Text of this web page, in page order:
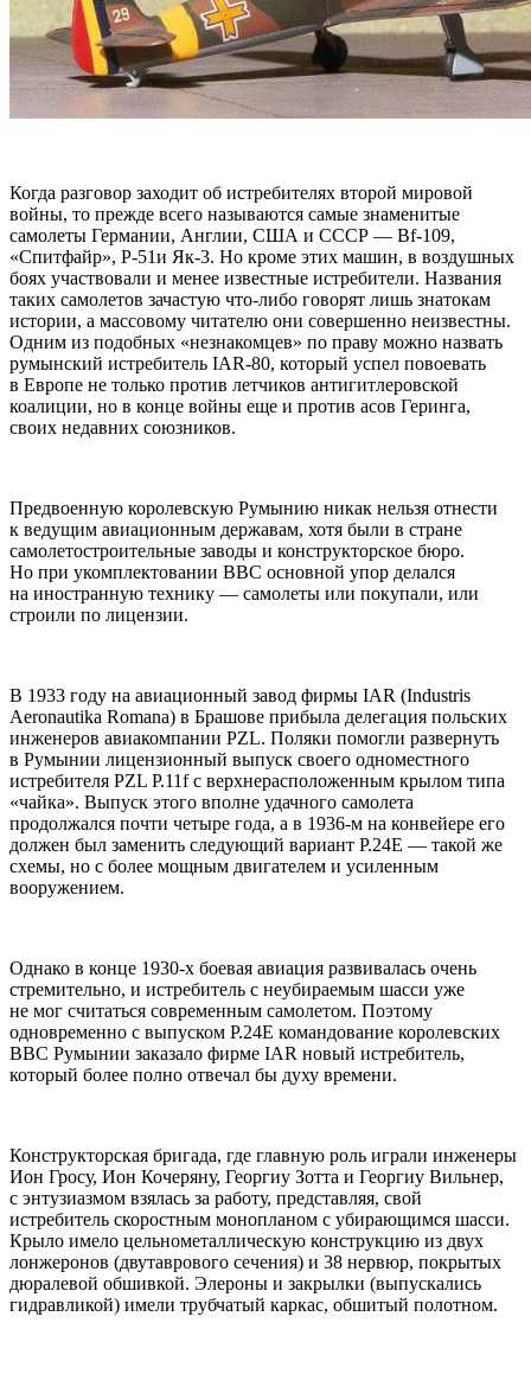
Когда разговор заходит об истребителях второй мировой
войны, то прежде всего называются самые знаменитые
самолеты Германии, Англии, США и СССР — Bf-109,
«Спитфайр», Р-51и Як-3. Но кроме этих машин, в воздушных
боях участвовали и менее известные истребители. Названия
таких самолетов зачастую что-либо говорят лишь знатокам
истории, а массовому читателю они совершенно неизвестны.
Одним из подобных «незнакомцев» по праву можно назвать
румынский истребитель IAR-80, который успел повоевать
в Европе не только против летчиков антигитлеровской
коалиции, но в конце войны еще и против асов Геринга,
своих недавних союзников.
Предвоенную королевскую Румынию никак нельзя отнести
к ведущим авиационным державам, хотя были в стране
самолетостроительные заводы и конструкторское бюро.
Но при укомплектовании ВВС основной упор делался
на иностранную технику — самолеты или покупали, или
строили по лицензии.
В 1933 году на авиационный завод фирмы IAR (Industris
Aeronautika Romana) в Брашове прибыла делегация польских
инженеров авиакомпании PZL. Поляки помогли развернуть
в Румынии лицензионный выпуск своего одноместного
истребителя PZL Р.11f с верхнерасположенным крылом типа
«чайка». Выпуск этого вполне удачного самолета
продолжался почти четыре года, а в 1936-м на конвейере его
должен был заменить следующий вариант Р.24Е — такой же
схемы, но с более мощным двигателем и усиленным
вооружением.
Однако в конце 1930-х боевая авиация развивалась очень
стремительно, и истребитель с неубираемым шасси уже
не мог считаться современным самолетом. Поэтому
одновременно с выпуском Р.24Е командование королевских
ВВС Румынии заказало фирме IAR новый истребитель,
который более полно отвечал бы духу времени.
Конструкторская бригада, где главную роль играли инженеры
Ион Гросу, Ион Кочеряну, Георгиу Зотта и Георгиу Вильнер,
с энтузиазмом взялась за работу, представляя, свой
истребитель скоростным монопланом с убирающимся шасси.
Крыло имело цельнометаллическую конструкцию из двух
лонжеронов (двутаврового сечения) и 38 нервюр, покрытых
дюралевой обшивкой. Элероны и закрылки (выпускались
гидравликой) имели трубчатый каркас, обшитый полотном.